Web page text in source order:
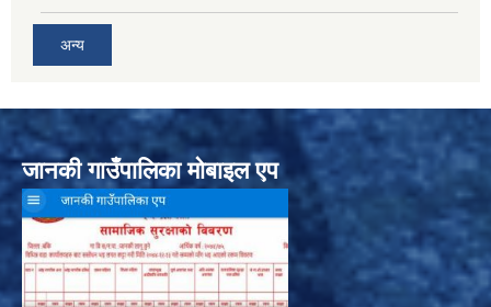
अन्य
जानकी गाउँपालिका मोबाइल एप